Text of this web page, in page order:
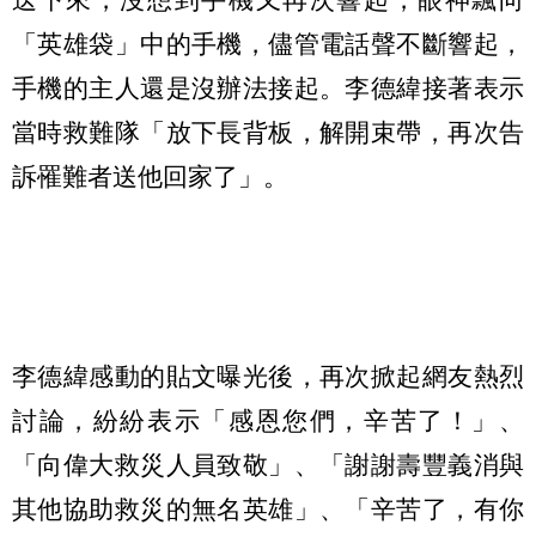
「英雄袋」中的手機，儘管電話聲不斷響起，
手機的主人還是沒辦法接起。李德緯接著表示
當時救難隊「放下長背板，解開束帶，再次告
訴罹難者送他回家了」。
李德緯感動的貼文曝光後，再次掀起網友熱烈
討論，紛紛表示「感恩您們，辛苦了！」、
「向偉大救災人員致敬」、「謝謝壽豐義消與
其他協助救災的無名英雄」、「辛苦了，有你